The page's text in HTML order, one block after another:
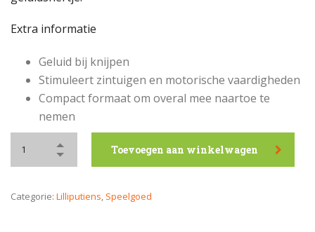
Extra informatie
Geluid bij knijpen
Stimuleert zintuigen en motorische vaardigheden
Compact formaat om overal mee naartoe te
nemen
Toevoegen aan winkelwagen
Categorie: Lilliputiens, Speelgoed